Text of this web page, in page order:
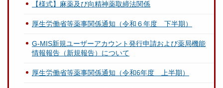
【様式】麻薬及び向精神薬取締法関係
厚生労働省等薬事関係通知（令和６年度 下半期）
G-MIS新規ユーザーアカウント発行申請および薬局機能
情報報告（新規報告）について
厚生労働省等薬事関係通知（令和6年度 上半期）